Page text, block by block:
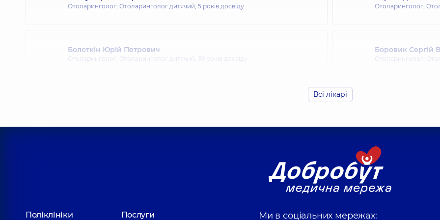
Отоларинголог; Отоларинголог дитячий, 5 років досвіду Отоларинголог;
Болоткін Юрій Петрович
Отоларинголог; Отоларинголог дитячий, 39 років досвіду
Боровик Сергій
Отоларинголог;
Гарська Юлія
Отоларинголог;
Отоларинголог дитячий; Отоларинголог, Отоларинголог;
Всі лікарі
Поліклініки
Послуги
Ми в соціальних мережах: